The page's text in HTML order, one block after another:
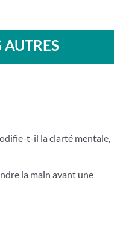
t-il la clarté mentale,
la main avant une